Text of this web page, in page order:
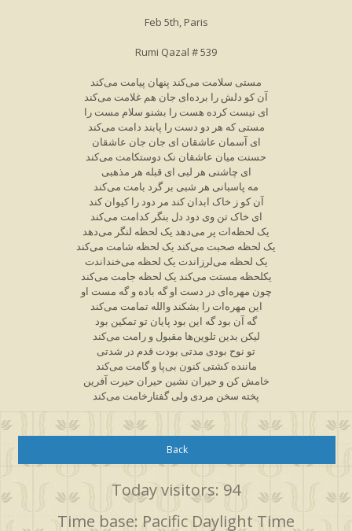
Feb 5th, Paris
Rumi Qazal # 539
مستی سلامت می‌کند پنهان پیامت می‌کند
آن کو دلش را برده‌ای جان هم غلامت می‌کند
ای نیست کرده هست را بشنو سلام مست را
مستی که هر دو دست را پابند دامت می‌کند
ای آسمان عاشقان ای جان جان عاشقان
حسنت میان عاشقان نک دوستکامت می‌کند
ای چاشنی هر لبی ای قبله هر مذهبی
مه پاسبانی هر شبی بر گرد بامت می‌کند
آن کو ز خاک ابدان کند مر دود را کیوان کند
ای خاک تن وی دود دل بنگر کدامت می‌کند
یک لحظه‌ات پر می‌دهد یک لحظه لنگر می‌دهد
یک لحظه صحبت می‌کند یک لحظه شامت می‌کند
یک لحظه می‌لرزاندت یک لحظه می‌خنداندت
یکلحظه مستت می‌کند یک لحظه جامت می‌کند
چون مهره‌ای در دست او گه باده و گه مست او
این مهره‌ات را بشکند والله تمامت می‌کند
گه آن بود گه این بود پایان تو تمکین بود
لیکن بدین تلوین‌ها مقبول و رامت می‌کند
تو نوح بودی مدتی بودت قدم در شدتی
ماننده کشتی کنون بی‌پا و گامت می‌کند
خامش کن و حیران نشین حیران حیرت آفرین
پخته سخن مردی ولی گفتارخامت می‌کند
Back
Today visitors: 94
Time base: Pacific Daylight Time